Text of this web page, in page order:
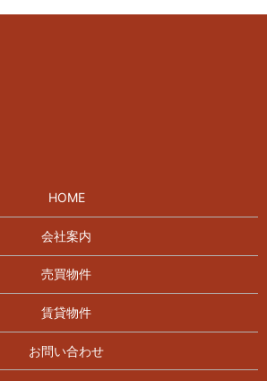
HOME
会社案内
売買物件
賃貸物件
お問い合わせ